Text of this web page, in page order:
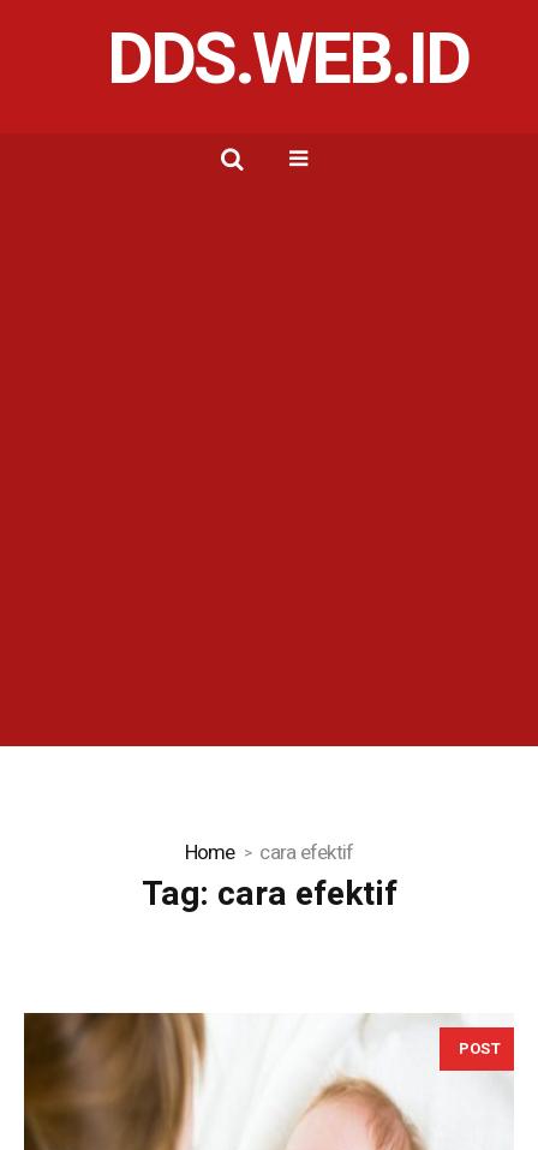
DDS.WEB.ID
Home cara efektif
Tag: cara efektif
POST